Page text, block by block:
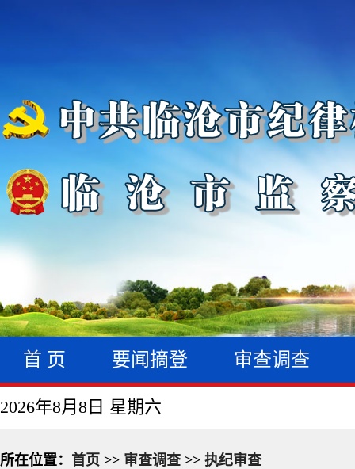
首 页 要闻摘登 审查调查
2026年8月8日 星期六
所在位置： 首页 >> 审查调查 >> 执纪审查